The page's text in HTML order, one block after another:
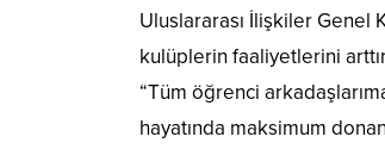
Uluslararası İlişkiler Genel
kulüplerin faaliyetlerini
“Tüm öğrenci
hayatında maksimum